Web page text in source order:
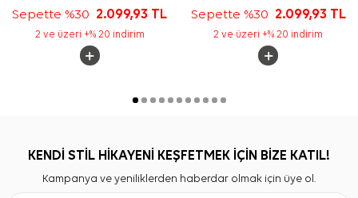
Sepette %30 2.099,93 TL
2 ve üzeri +% 20 indirim
Sepette %30 2.099,93 TL
2 ve üzeri +% 20 indirim
KENDİ STİL HİKAYENİ KEŞFETMEK İÇİN BİZE KATIL!
Kampanya ve yeniliklerden haberdar olmak için üye ol.